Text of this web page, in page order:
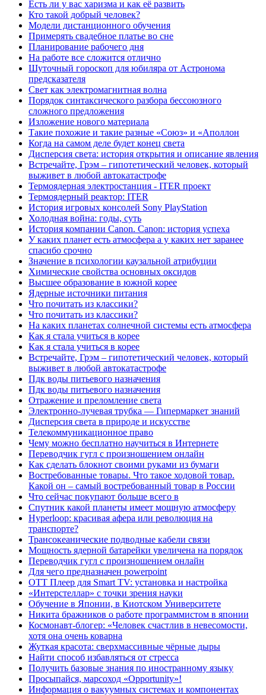
Есть ли у вас харизма и как её развить
Кто такой добрый человек?
Модели дистанционного обучения
Примерять свадебное платье во сне
Планирование рабочего дня
На работе все сложится отлично
Шуточный гороскоп для юбиляра от Астронома
предсказателя
Свет как электромагнитная волна
Порядок синтаксического разбора бессоюзного
сложного предложения
Изложение нового материала
Такие похожие и такие разные «Союз» и «Аполлон
Когда на самом деле будет конец света
Дисперсия света: история открытия и описание явления
Встречайте, Грэм – гипотетический человек, который
выживет в любой автокатастрофе
Термоядерная электростанция - ITER проект
Термоядерный реактор: ITER
История игровых консолей Sony PlayStation
Холодная война: годы, суть
История компании Canon. Canon: история успеха
У каких планет есть атмосфера а у каких нет заранее
спасибо срочно
Значение в психологии каузальной атрибуции
Химические свойства основных оксидов
Высшее образование в южной корее
Ядерные источники питания
Что почитать из классики?
Что почитать из классики?
На каких планетах солнечной системы есть атмосфера
Как я стала учиться в корее
Как я стала учиться в корее
Встречайте, Грэм – гипотетический человек, который
выживет в любой автокатастрофе
Пдк воды питьевого назначения
Пдк воды питьевого назначения
Отражение и преломление света
Электронно-лучевая трубка — Гипермаркет знаний
Дисперсия света в природе и искусстве
Телекоммуникационное право
Чему можно бесплатно научиться в Интернете
Переводчик гугл с произношением онлайн
Как сделать блокнот своими руками из бумаги
Востребованные товары. Что такое ходовой товар.
Какой он – самый востребованный товар в России
Что сейчас покупают больше всего в
Спутник какой планеты имеет мощную атмосферу
Hyperloop: красивая афера или революция на
транспорте?
Трансокеанические подводные кабели связи
Мощность ядерной батарейки увеличена на порядок
Переводчик гугл с произношением онлайн
Для чего предназначен powerpoint
ОТТ Плеер для Smart TV: установка и настройка
«Интерстеллар» с точки зрения науки
Обучение в Японии, в Киотском Университете
Никита бражников о работе программистом в японии
Космонавт-блогер: «Человек счастлив в невесомости,
хотя она очень коварна
Жуткая красота: сверхмассивные чёрные дыры
Найти способ избавляться от стресса
Получить базовые знания по иностранному языку
Просыпайся, марсоход «Opportunity»!
Информация о вакуумных системах и компонентах